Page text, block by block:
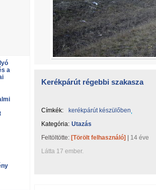
a
Kerékpárút régebbi szakasza
Címkék:
kerékpárút készülőben
Kategória: Utazás
Feltöltötte: [Törölt felhasználó]
14 éve
Látta 17 ember.